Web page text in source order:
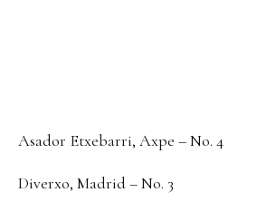
Asador Etxebarri, Axpe – No. 4
Diverxo, Madrid – No. 3